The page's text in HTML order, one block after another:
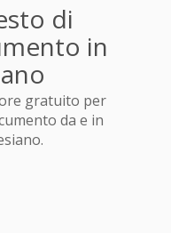
di
in
gratuito per
da e in